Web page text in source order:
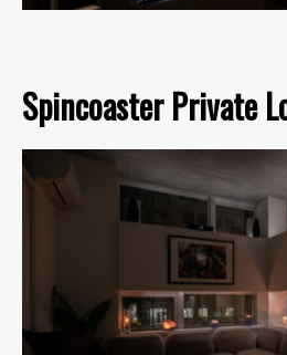
Spincoaster Private